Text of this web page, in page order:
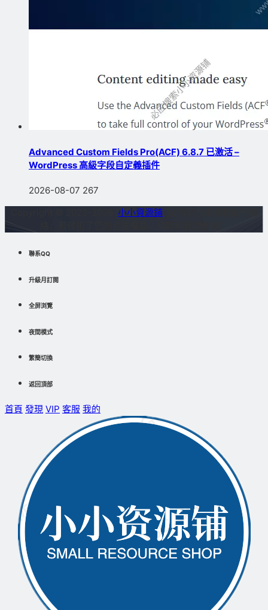
Advanced Custom Fields Pro(ACF) 6.8.7 已激活 –
WordPress 高級字段自定義插件
2026-08-07 267
小小資源鋪
聯系QQ
升級月訂閱
全屏浏覽
夜間模式
繁簡切換
返回頂部
首頁 發現 VIP 客服 我的